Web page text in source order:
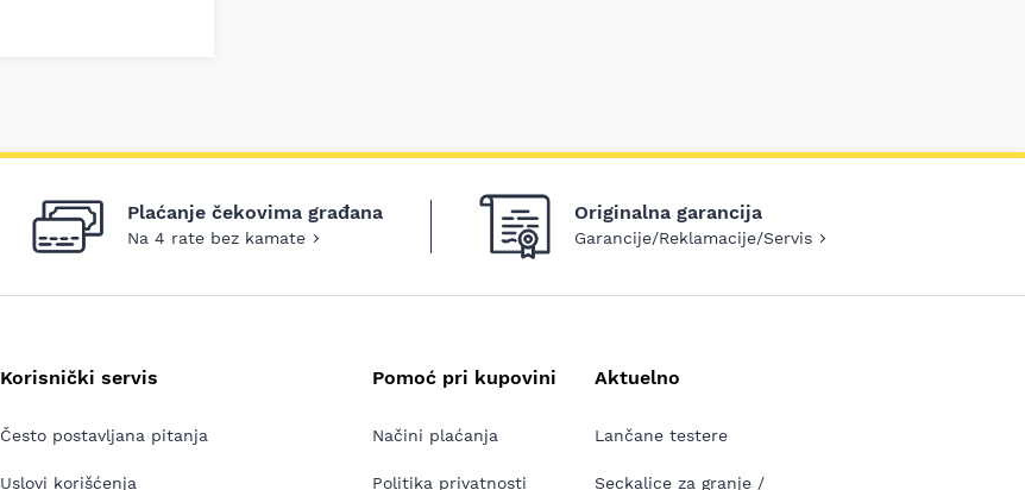
Plaćanje čekovima građana
Na 4 rate bez kamate
Originalna garancija
Garancije/Reklamacije/Servis
Korisnički servis
Često postavljana pitanja
Uslovi korišćenja
Pomoć pri kupovini
Načini plaćanja
Politika privatnosti
Aktuelno
Lančane testere
Seckalice za granje /